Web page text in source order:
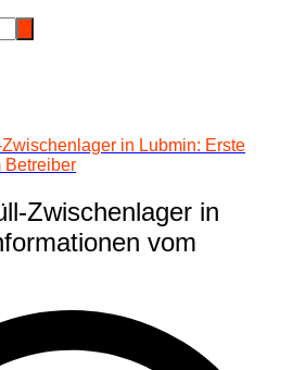
in Lubmin: Erste
Betreiber
Zwischenlager in
vom